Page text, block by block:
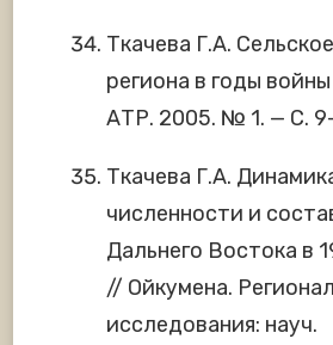
Ткачева Г.А.
региона в годы
АТР. 2005. № 1. — С.
Ткачева Г.А.
численности и
Дальнего Востока в
// Ойкумена.
исследования: науч.